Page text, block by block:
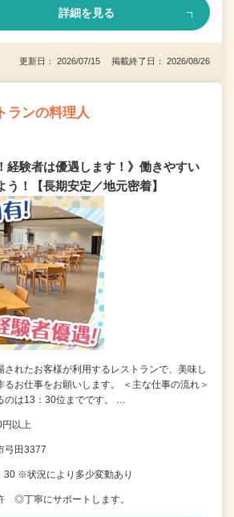
詳細を見る
更新日： 2026/07/15 掲載終了日： 2026/08/26
ランの料理人
経験者は優遇します！》働きやすい
！【長期安定／地元密着】
されたお客様が利用するレストランで、美味し
るお仕事をお願いします。 ＜主な仕事の流れ＞
のは13：30位までです。 …
円以上
弓田3377
30 ※状況により多少変動あり
◎丁寧にサポートします。